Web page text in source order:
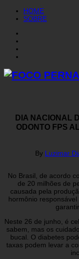
HOME
SOBRE
DIA NACIONAL
ODONTO FPS
By Luzimar
No Brasil, de acordo
de 20 milhões de
causada pela
hormônio
Neste 26 de junho, é
sabem, mas os
bucal. O diabetes
taxas podem levar a